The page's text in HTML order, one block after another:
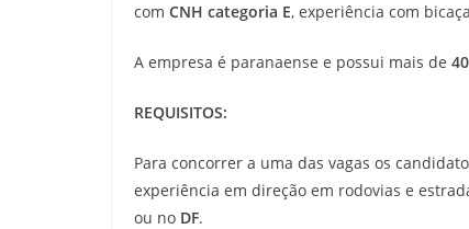
com CNH categoria E, experiência com
A empresa é paranaense e possui mais de
REQUISITOS:
Para concorrer a uma das vagas os
experiência em direção em rodovias e
ou no DF.